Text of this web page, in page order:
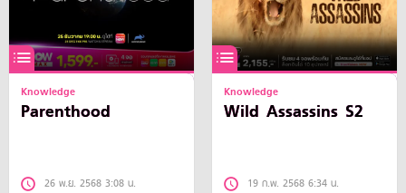
Knowledge
Parenthood
26 พ.ย. 2568 3:08 น.
Knowledge
Wild Assassins S2
19 ก.พ. 2568 6:34 น.